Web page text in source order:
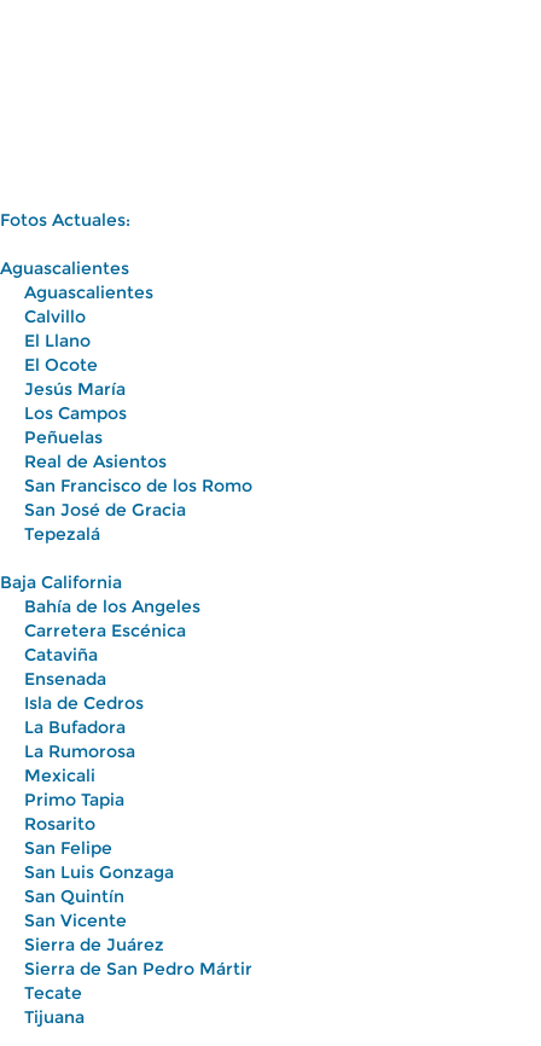
Fotos Actuales:
Aguascalientes
Aguascalientes
Calvillo
El Llano
El Ocote
Jesús María
Los Campos
Peñuelas
Real de Asientos
San Francisco de los Romo
San José de Gracia
Tepezalá
Baja California
Bahía de los Angeles
Carretera Escénica
Cataviña
Ensenada
Isla de Cedros
La Bufadora
La Rumorosa
Mexicali
Primo Tapia
Rosarito
San Felipe
San Luis Gonzaga
San Quintín
San Vicente
Sierra de Juárez
Sierra de San Pedro Mártir
Tecate
Tijuana